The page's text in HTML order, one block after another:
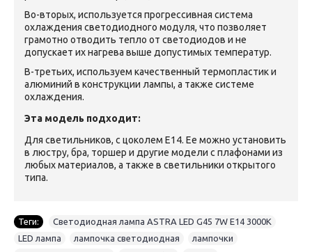
Во-вторых, используется прогрессивная система
охлаждения светодиодного модуля, что позволяет
грамотно отводить тепло от светодиодов и не
допускает их нагрева выше допустимых температур.
В-третьих, используем качественный термопластик и
алюминий в конструкции лампы, а также системе
охлаждения.
Эта модель подходит:
Для светильников, с цоколем Е14. Ее можно установить
в люстру, бра, торшер и другие модели с плафонами из
любых материалов, а также в светильники открытого
типа.
Теги: Светодиодная лампа ASTRA LED G45 7W E14 3000K
LED лампа
лампочка светодиодная лампочки